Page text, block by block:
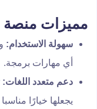
مميزات منصة
سهولة الاستخدام:
أي مهارات برمجة.
دعم متعدد اللغات:
يجعلها خيارًا